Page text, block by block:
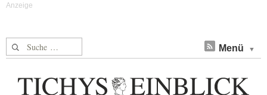
Suche nach: Menü